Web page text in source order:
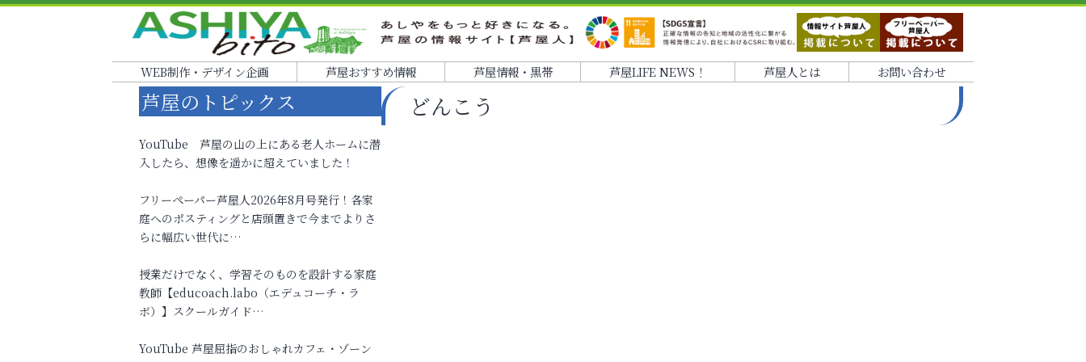
WEB制作・デザイン企画 芦屋おすすめ情報 芦屋情報・黒帯 芦屋LIFE NEWS！ 芦屋人とは お問い合わせ
どんこう
芦屋のトピックス
YouTube 芦屋の山の上にある老人ホームに潜
入したら、想像を遥かに超えていました！
フリーペーパー芦屋人2026年8月号発行！各家
庭へのポスティングと店頭置きで今までよりさ
らに幅広い世代に…
授業だけでなく、学習そのものを設計する家庭
教師【educoach.labo（エデュコーチ・ラ
ボ）】スクールガイド…
YouTube 芦屋屈指のおしゃれカフェ・ゾーン